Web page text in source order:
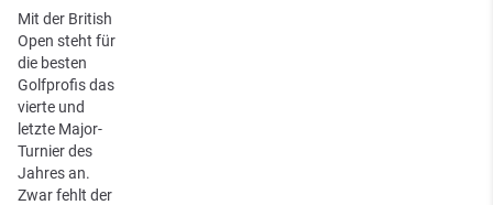
Mit der British
Open steht für
die besten
Golfprofis das
vierte und
letzte Major-
Turnier des
Jahres an.
Zwar fehlt der